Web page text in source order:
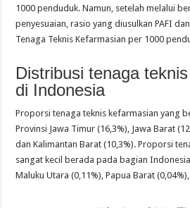
1000 penduduk. Namun, setelah melalui
penyesuaian, rasio yang diusulkan PAFI
Tenaga Teknis Kefarmasian per 1000
Distribusi tenaga
di Indonesia
Proporsi tenaga teknis kefarmasian yang
Provinsi Jawa Timur (16,3%), Jawa Barat
dan Kalimantan Barat (10,3%). Proporsi
sangat kecil berada pada bagian
Maluku Utara (0,11%), Papua Barat